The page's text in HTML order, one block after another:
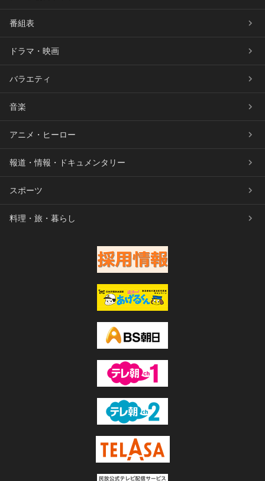
番組表
ドラマ・映画
バラエティ
音楽
アニメ・ヒーロー
報道・情報・ドキュメンタリー
スポーツ
料理・旅・暮らし